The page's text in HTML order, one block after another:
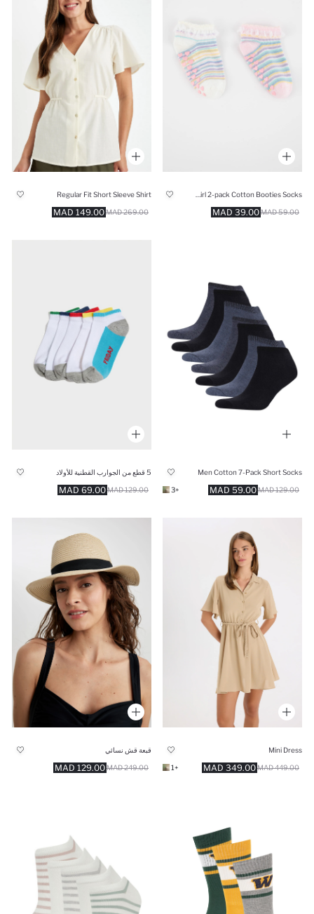
Baby Girl 2-pack Cotton Booties Socks
39.00 MAD 59.00 MAD
Regular Fit Short Sleeve Shirt
149.00 MAD 269.00 MAD
Men Cotton 7-Pack Short Socks
59.00 MAD 129.00 MAD
+3
5 قطع من الجوارب القطنية للأولاد
69.00 MAD 129.00 MAD
Mini Dress
349.00 MAD 449.00 MAD
+1
قبعة قش نسائي
129.00 MAD 249.00 MAD